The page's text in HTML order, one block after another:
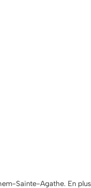
Sainte-Agathe. En